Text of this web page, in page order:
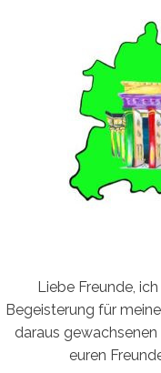
Liebe Freunde,
Begeisterung für meine
daraus gewachsenen
euren